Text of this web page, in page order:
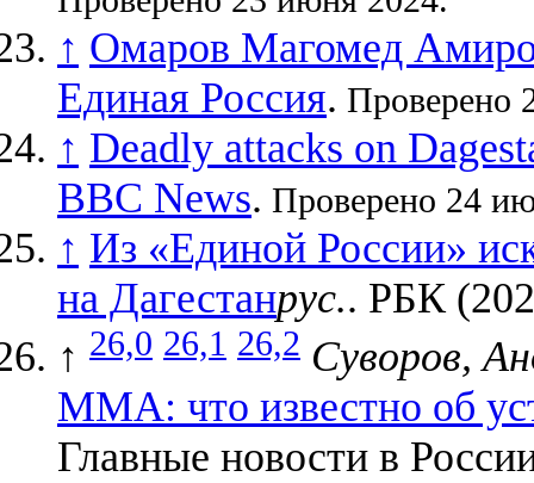
↑ Омаров Магомед
Единая Россия. Проверено
↑ Deadly attacks on
BBC News. Проверено 24
↑ Из «Единой России»
на Дагестанрус.. РБК
↑ 26,0 26,1 26,2 Суворов,
ММА: что известно об
Главные новости в